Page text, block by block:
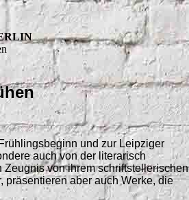
und zur Leipziger
auch von der literarisch
von ihrem schriftstellerischen
präsentieren aber auch Werke, die